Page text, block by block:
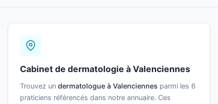
Cabinet de dermatologie à Valenciennes
Trouvez un dermatologue à Valenciennes parmi les 6
praticiens référencés dans notre annuaire. Ces